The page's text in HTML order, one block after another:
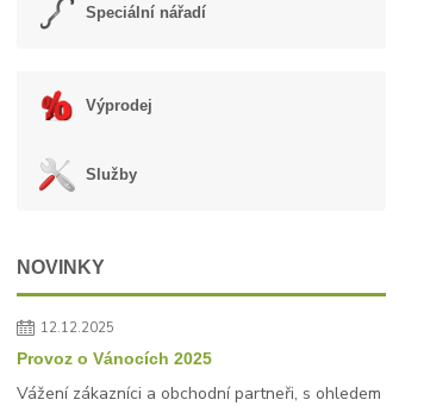
Speciální nářadí
Výprodej
Služby
NOVINKY
12.12.2025
Provoz o Vánocích 2025
Vážení zákazníci a obchodní partneři, s ohledem